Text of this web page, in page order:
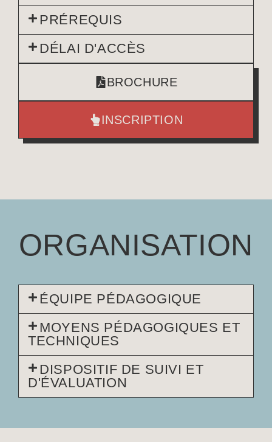
PRÉREQUIS
DÉLAI D'ACCÈS
BROCHURE
INSCRIPTION
ORGANISATION
ÉQUIPE PÉDAGOGIQUE
MOYENS PÉDAGOGIQUES ET
TECHNIQUES
DISPOSITIF DE SUIVI ET
D'ÉVALUATION